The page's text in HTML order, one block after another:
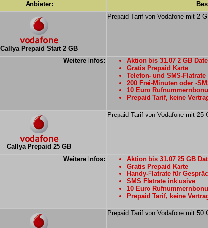
Anbieter:
Callya Prepaid Start 2 GB
Prepaid Tarif von Vodafone mit 2
Weitere Infos:
Aktion bis 31.07 2 GB
Gratis Prepaid Karte
Telefon- und SMS-
200 Frei-Minuten oder -
10 Euro
Prepaid Tarif, keine
Callya Prepaid 25 GB
Prepaid Tarif von Vodafone mit
Weitere Infos:
Aktion bis 31.07 25 GB
Gratis Prepaid Karte
Handy-Flatrate für
SMS Flatrate inklusive
10 Euro
Prepaid Tarif, keine
Prepaid Tarif von Vodafone mit